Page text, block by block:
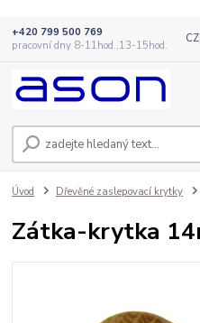
+420 799 500 769
pracovní dny 8-11hod.,13-15hod.
Úvod Dřevěné zaslepovací krytky
Zátka-krytka